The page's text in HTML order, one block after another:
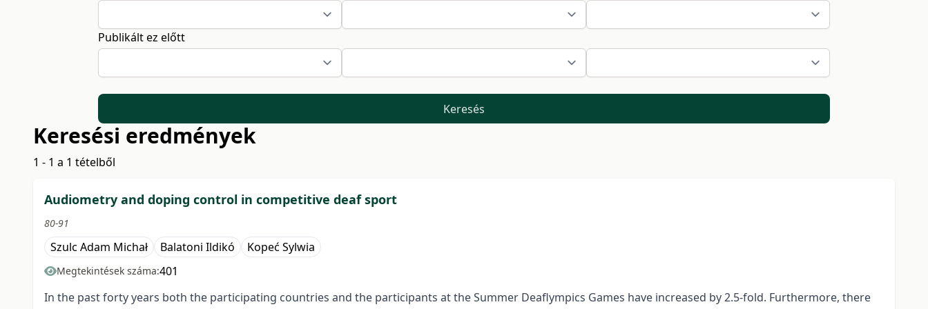
Publikált ez előtt
Keresés
Keresési eredmények
1 - 1 a 1 tételből
Audiometry and doping control in competitive deaf sport
80-91
Szulc Adam Michał Balatoni Ildikó Kopeć Sylwia
Megtekintések száma:401
In the past forty years both the participating countries and the participants at the Summer Deaflympics Games have increased by 2.5-fold. Furthermore, there